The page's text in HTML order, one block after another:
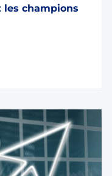
les champions